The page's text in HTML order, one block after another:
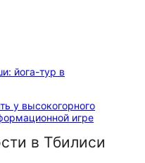
йога-тур в
у высокогорного
игре
в Тбилиси